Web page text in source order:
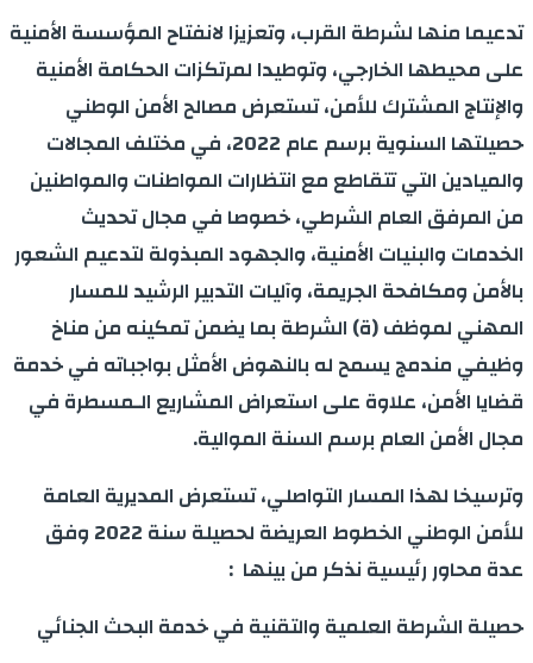
تدعيما منها لشرطة القرب، وتعزيزا لانفتاح المؤسسة الأمنية
على محيطها الخارجي، وتوطيدا لمرتكزات الحكامة الأمنية
والإنتاج المشترك للأمن، تستعرض مصالح الأمن الوطني
حصيلتها السنوية برسم عام 2022، في مختلف المجالات
والميادين التي تتقاطع مع انتظارات المواطنات والمواطنين
من المرفق العام الشرطي، خصوصا في مجال تحديث
الخدمات والبنيات الأمنية، والجهود المبذولة لتدعيم الشعور
بالأمن ومكافحة الجريمة، وآليات التدبير الرشيد للمسار
المهني لموظف (ة) الشرطة بما يضمن تمكينه من مناخ
وظيفي مندمج يسمح له بالنهوض الأمثل بواجباته في خدمة
قضايا الأمن، علاوة على استعراض المشاريع الـمسطرة في
مجال الأمن العام برسم السنة الموالية.
وترسيخا لهذا المسار التواصلي، تستعرض المديرية العامة
للأمن الوطني الخطوط العريضة لحصيلة سنة 2022 وفق
عدة محاور رئيسية نذكر من بينها :
حصيلة الشرطة العلمية والتقنية في خدمة البحث الجنائي